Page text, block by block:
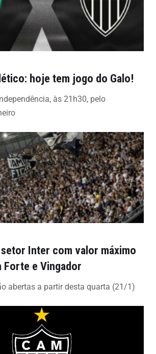
hoje tem jogo do Galo!
às 21h30, pelo
Inter com valor máximo
Forte e Vingador
abertas a partir desta quarta (21/1)